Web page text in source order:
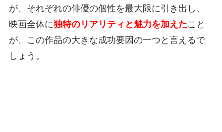
が、それぞれの俳優の個性を最大限に引き出し、
映画全体に独特のリアリティと魅力を加えたこと
が、この作品の大きな成功要因の一つと言えるで
しょう。